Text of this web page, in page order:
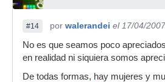
#14 por walerandei el 17/04/2007
No es que seamos poco
en realidad ni siquiera somos
De todas formas, hay mujeres y